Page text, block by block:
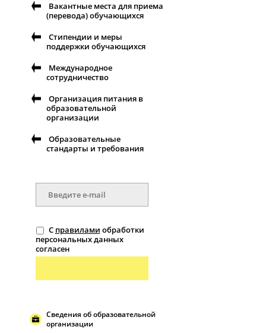
Вакантные места для приема
(перевода) обучающихся
Стипендии и меры
поддержки обучающихся
Международное
сотрудничество
Организация питания в
образовательной
организации
Образовательные
стандарты и требования
С правилами обработки
персональных данных
согласен
Сведения об образовательной
организации